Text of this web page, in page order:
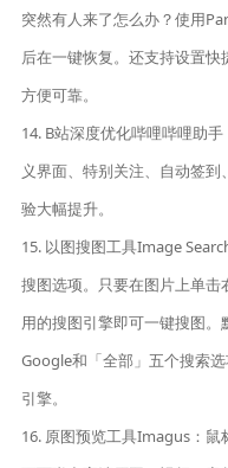
突然有人来了怎么办？使用
后在一键恢复。还支持设置快
方便可靠。
14. B站深度优化哔哩哔哩助
义界面、特别关注、自动签
验大幅提升。
15. 以图搜图工具Image
搜图选项。只要在图片上单
用的搜图引擎即可一键搜图。
Google和「全部」五个搜索
引擎。
16. 原图预览工具Imagus：